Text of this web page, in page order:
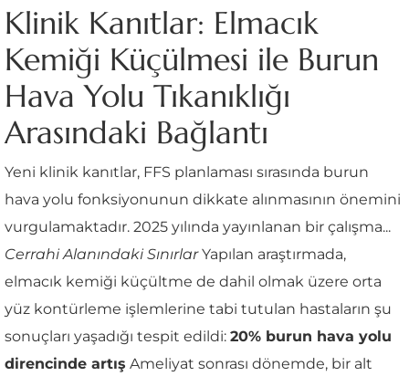
Klinik Kanıtlar: Elmacık
Kemiği Küçülmesi ile Burun
Hava Yolu Tıkanıklığı
Arasındaki Bağlantı
Yeni klinik kanıtlar, FFS planlaması sırasında burun
hava yolu fonksiyonunun dikkate alınmasının önemini
vurgulamaktadır. 2025 yılında yayınlanan bir çalışma...
Cerrahi Alanındaki SınırlarYapılan araştırmada,
elmacık kemiği küçültme de dahil olmak üzere orta
yüz kontürleme işlemlerine tabi tutulan hastaların şu
sonuçları yaşadığı tespit edildi: 20% burun hava yolu
direncinde artış Ameliyat sonrası dönemde, bir alt